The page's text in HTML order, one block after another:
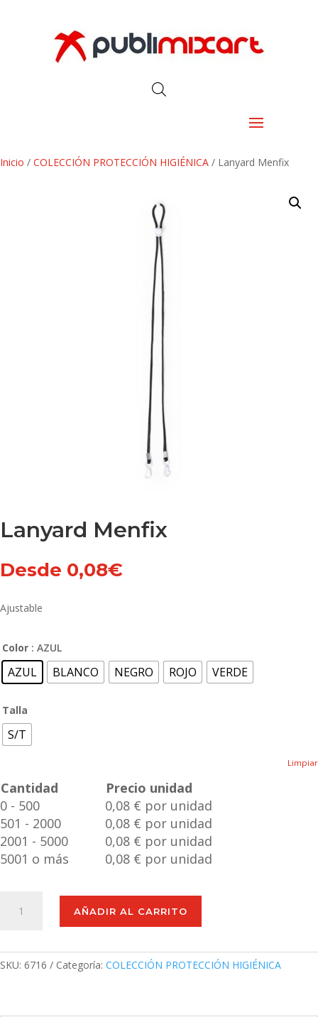
Inicio / COLECCIÓN PROTECCIÓN HIGIÉNICA / Lanyard Menfix
Lanyard Menfix
Desde 0,08€
Ajustable
Color : AZUL
AZUL BLANCO NEGRO ROJO VERDE
Talla
S/T
Limpiar
Cantidad
Precio unidad
0 - 500
0,08 € por unidad
501 - 2000
0,08 € por unidad
2001 - 5000
0,08 € por unidad
5001 o más
0,08 € por unidad
Menfix
AÑADIR AL CARRITO
SKU: 6716 Categoría: COLECCIÓN PROTECCIÓN HIGIÉNICA